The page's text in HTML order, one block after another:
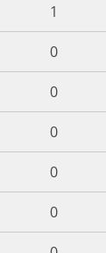
1
0
0
0
0
0